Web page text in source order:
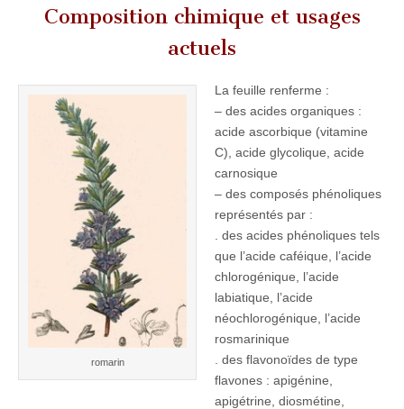
Composition chimique et usages
actuels
romarin
La feuille renferme :
– des acides organiques :
acide ascorbique (vitamine
C), acide glycolique, acide
carnosique
– des composés phénoliques
représentés par :
. des acides phénoliques tels
que l’acide caféique, l’acide
chlorogénique, l’acide
labiatique, l’acide
néochlorogénique, l’acide
rosmarinique
. des flavonoïdes de type
flavones : apigénine,
apigétrine, diosmétine,